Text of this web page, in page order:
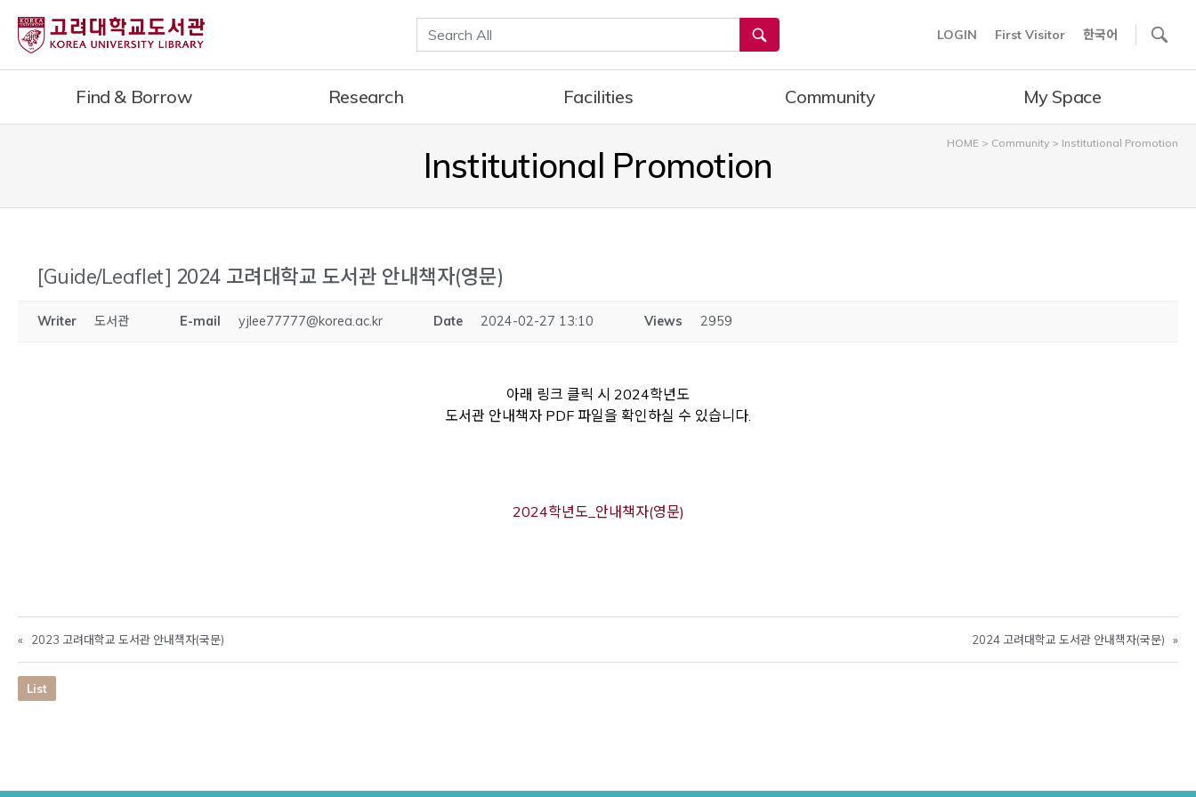
로
통합검색 LOGIN First Visitor 한국어
Find & Borrow Research Facilities Community My Space
HOME > Community > Institutional Promotion
Institutional Promotion
[Guide/Leaflet] 2024 고려대학교 도서관 안내책자(영문)
Writer 도서관 E-mail yjlee77777@korea.ac.kr Date 2024-02-27 13:10 Views 2959
아래 링크 클릭 시 2024학년도
도서관 안내책자 PDF 파일을 확인하실 수 있습니다.
2024학년도_안내책자(영문)
« 2023 고려대학교 도서관 안내책자(국문) 2024 고려대학교 도서관 안내책자(국문) »
List